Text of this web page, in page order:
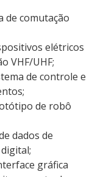
de comutação
elétricos
VHF/UHF;
de controle e
de robô
dados de
gráfica